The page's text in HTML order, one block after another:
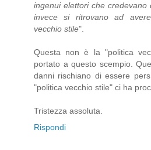
ingenui elettori che
invece si ritrovano ad
vecchio stile".
Questa non è la "politica
portato a questo scempio.
danni rischiano di essere
"politica vecchio stile" ci ha
Tristezza assoluta.
Rispondi